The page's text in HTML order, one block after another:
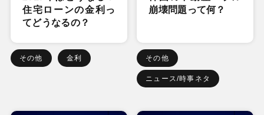
住宅ローンの金利っ
てどうなるの？
その他 金利
崩壊問題って何？
その他
ニュース/時事ネタ